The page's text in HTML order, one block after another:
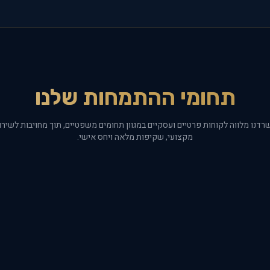
תחומי ההתמחות שלנו
מלווה לקוחות פרטיים ועסקיים במגוון תחומים משפטיים, תוך מחויבות
מקצועי, שקיפות מלאה ויחס אישי.